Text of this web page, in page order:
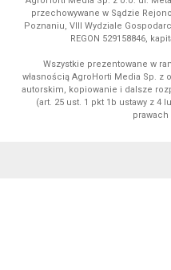
przechowywane w Sądzie
Poznaniu, VIII Wydziale
REGON 529158846,
Wszystkie prezentowane w
własnością AgroHorti Media Sp.
autorskim, kopiowanie i dalsze
(art. 25 ust. 1 pkt 1b ustawy z 4